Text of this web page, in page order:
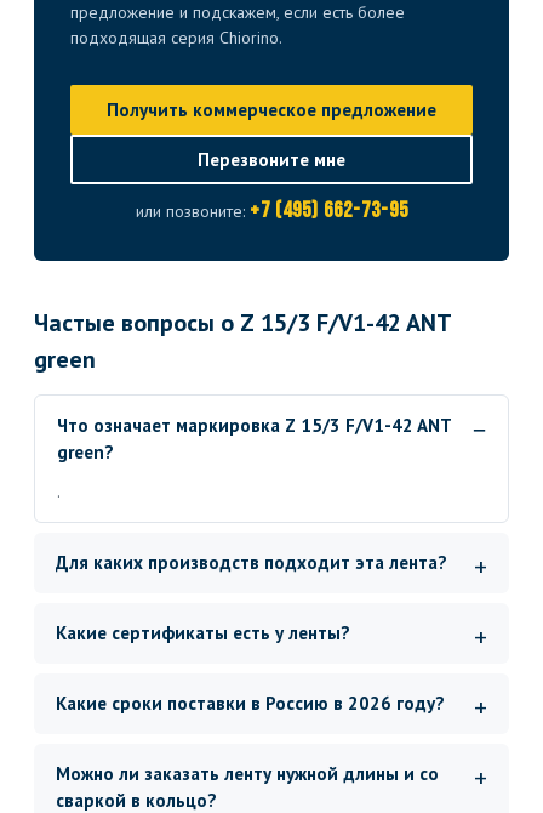
предложение и подскажем, если есть более
подходящая серия Chiorino.
Получить коммерческое предложение
Перезвоните мне
или позвоните: +7 (495) 662-73-95
Частые вопросы о Z 15/3 F/V1-42 ANT
green
Что означает маркировка Z 15/3 F/V1-42 ANT
green?
.
Для каких производств подходит эта лента?
Какие сертификаты есть у ленты?
Какие сроки поставки в Россию в 2026 году?
Можно ли заказать ленту нужной длины и со
сваркой в кольцо?